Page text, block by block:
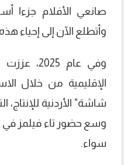
صانعي الأفلام جزءا
وأتطلع الآن إلى إحياء
وفي عام
الإقليمية من خلال
شاشة" الأردنية للإنتاج،
وسع حضور تاء فيلمز في
سواء.